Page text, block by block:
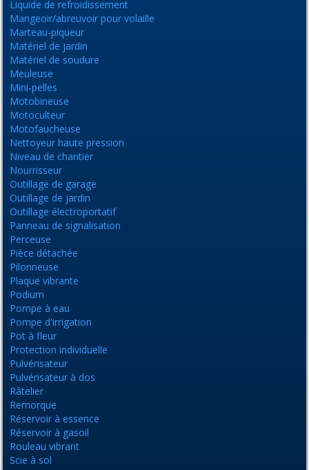
Liquide de refroidissement
Mangeoir/abreuvoir pour volaille
Marteau-piqueur
Matériel de jardin
Matériel de soudure
Meuleuse
Mini-pelles
Motobineuse
Motoculteur
Motofaucheuse
Nettoyeur haute pression
Niveau de chantier
Nourrisseur
Outillage de garage
Outillage de jardin
Outillage électroportatif
Panneau de signalisation
Perceuse
Pièce détachée
Pilonneuse
Plaque vibrante
Podium
Pompe à eau
Pompe d'irrigation
Pot à fleur
Protection individuelle
Pulvérisateur
Pulvérisateur à dos
Râtelier
Remorque
Réservoir à essence
Réservoir à gasoil
Rouleau vibrant
Scie à sol